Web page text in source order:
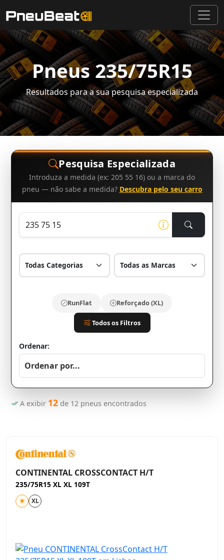
Pneus 235/75R15
Resultados para a sua pesquisa especializada
Pesquisa Especializada
Introduza a medida (ex: 205 55 16) ou a marca do
pneu — não sabe a medida? Descubra pelo seu carro
RunFlat Reforçado (XL)
Todos os Filtros
Ordenar:
A exibir 12 de 12 pneus encontrados
CONTINENTAL CROSSCONTACT H/T
235/75R15 XL XL 109T
XL